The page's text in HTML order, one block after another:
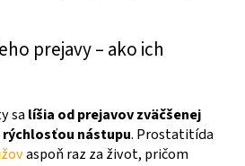
prejavy – ako ich
salíšia od prejavov zväčšenej
nástupu. Prostatitída
aspoň raz za život, pričom